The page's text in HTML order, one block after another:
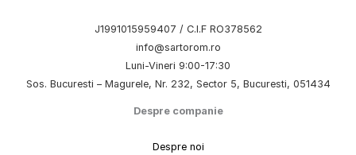
J1991015959407 / C.I.F RO378562
info@sartorom.ro
Luni-Vineri 9:00-17:30
Sos. Bucuresti – Magurele, Nr. 232, Sector 5, Bucuresti, 051434
Despre companie
Despre noi